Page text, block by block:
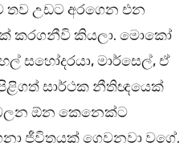
තව උඩට අරගෙන එන
කරගනීවි කියලා. මොකෝ
සහෝදරයා, මාර්සෙල්, ඒ
සාර්ථක නීතිඥයෙක්
ඕන කෙනෙක්ට
ජීවිතයක් ගෙවනවා වගේ.